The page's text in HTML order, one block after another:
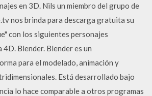
en 3D. Nils un miembro del grupo de
nos brinda para descarga gratuita su
con los siguientes personajes
4D. Blender. Blender es un
para el modelado, animación y
Está desarrollado bajo
lo hace comparable a otros programas